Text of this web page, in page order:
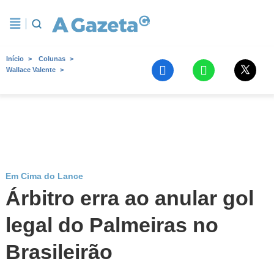
Início
Colunas
Wallace Valente
Em Cima do Lance
Árbitro erra ao anular gol
legal do Palmeiras no
Brasileirão